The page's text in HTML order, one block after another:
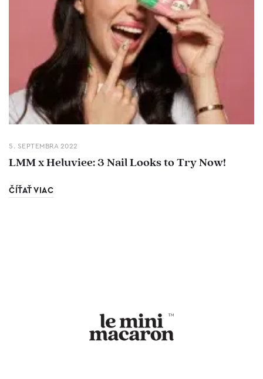
5. SEPTEMBRA 2022
LMM x Heluviee: 3 Nail Looks to Try Now!
ČÍŤAŤ VIAC